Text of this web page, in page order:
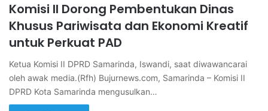
Komisi II Dorong Pembentukan Dinas
Khusus Pariwisata dan Ekonomi Kreatif
untuk Perkuat PAD
Ketua Komisi II DPRD Samarinda, Iswandi, saat diwawancarai
oleh awak media.(Rfh) Bujurnews.com, Samarinda – Komisi II
DPRD Kota Samarinda mengusulkan…